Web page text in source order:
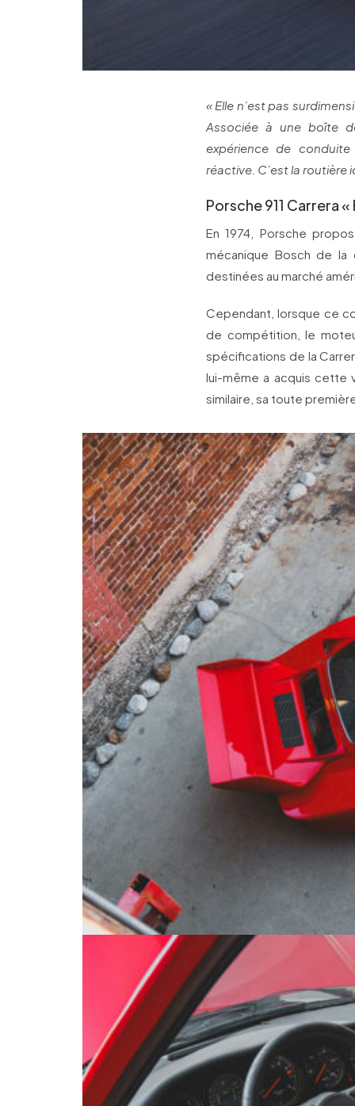
« Elle n’est pas
Associée à une boîte
expérience de
réactive. C’est la routière
Porsche 911 Carrera
En 1974, Porsche
mécanique Bosch de la
destinées au marché
Cependant, lorsque ce
de compétition, le
spécifications de la
lui-même a acquis cette
similaire, sa toute